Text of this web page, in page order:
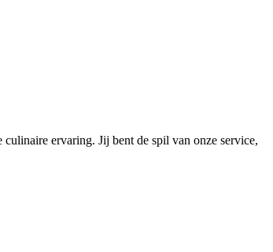
ervaring. Jij bent de spil van onze service,